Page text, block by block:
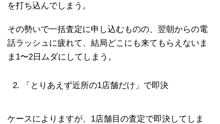
を打ち込んでしまう。
その勢いで一括査定に申し込むものの、翌朝からの電
話ラッシュに疲れて、結局どこにも来てもらえないま
ま1〜2日ムダにしてしまう。
「とりあえず近所の1店舗だけ」で即決
ケースによりますが、1店舗目の査定で即決してしま